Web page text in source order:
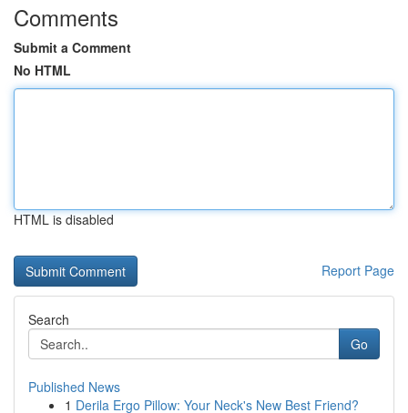
Comments
Submit a Comment
No HTML
HTML is disabled
Report Page
Search
Go
Published News
1 Derila Ergo Pillow: Your Neck's New Best Friend?